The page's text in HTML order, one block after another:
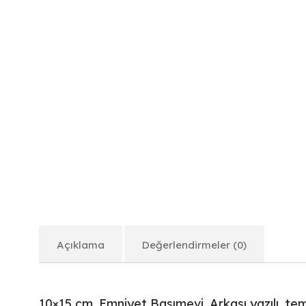
Açıklama Değerlendirmeler (0)